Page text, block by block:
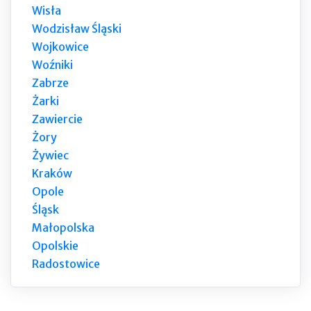
Wisła
Wodzisław Śląski
Wojkowice
Woźniki
Zabrze
Żarki
Zawiercie
Żory
Żywiec
Kraków
Opole
Śląsk
Małopolska
Opolskie
Radostowice